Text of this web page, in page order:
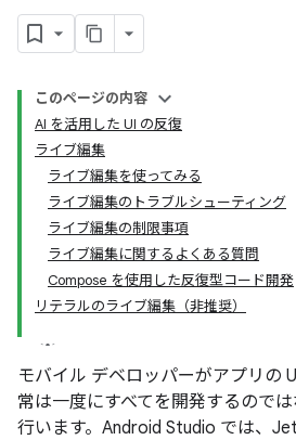
このページの内容
AI を活用した UI の反復
ライブ編集
ライブ編集を使ってみる
ライブ編集のトラブルシューティング
ライブ編集の制限事項
ライブ編集に関するよくある質問
Compose を使用した反復型コード開発
リテラルのライブ編集（非推奨）
モバイル デベロッパーがアプリの
常は一度にすべてを開発するので
行います。Android Studio では、